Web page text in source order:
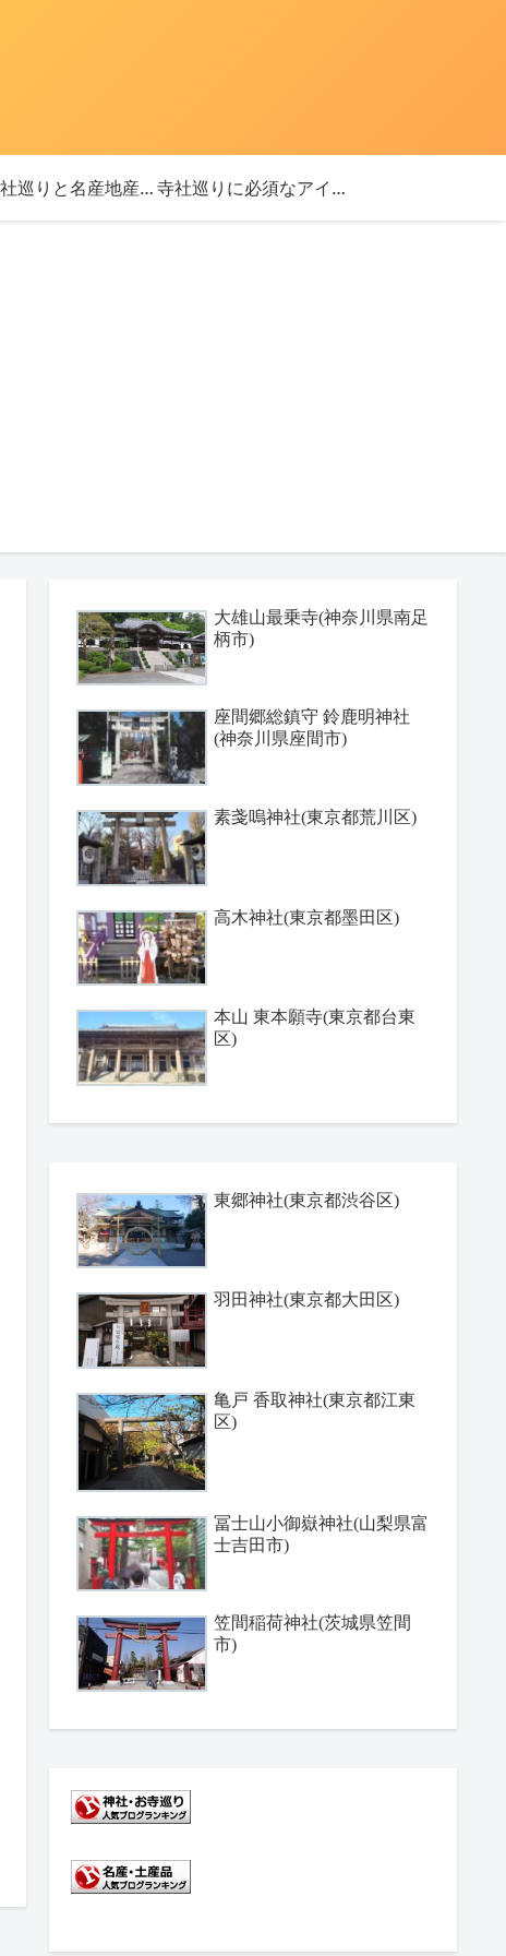
「神社巡りと名産地産を探す旅」ブログ始めました！ 寺社巡りに必須なアイテム
大雄山最乗寺(神奈川県南足
柄市)
座間郷総鎮守 鈴鹿明神社
(神奈川県座間市)
素戔嗚神社(東京都荒川区)
高木神社(東京都墨田区)
本山 東本願寺(東京都台東
区)
東郷神社(東京都渋谷区)
羽田神社(東京都大田区)
亀戸 香取神社(東京都江東
区)
冨士山小御嶽神社(山梨県富
士吉田市)
笠間稲荷神社(茨城県笠間
市)